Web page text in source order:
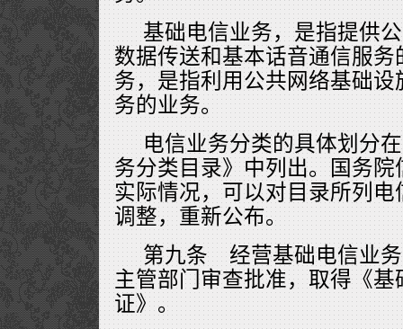
基础电信业务，是指提供
数据传送和基本话音通信服
务，是指利用公共网络基础
务的业务。
电信业务分类的具体划分
务分类目录》中列出。国务
实际情况，可以对目录所列
调整，重新公布。
第九条 经营基础电信业
主管部门审查批准，取得《
证》。